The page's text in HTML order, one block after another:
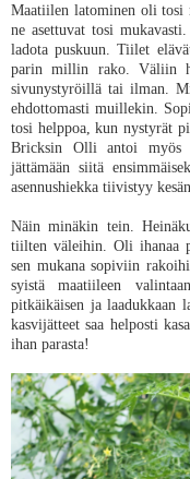
Maatiilen latominen oli
ne asettuvat tosi
ladota puskuun. Tiilet
parin millin rako. Väliin
sivunystyröillä tai ilman.
ehdottomasti muillekin.
tosi helppoa, kun nystyrät
Bricksin Olli antoi myös
jättämään siitä
asennushiekka tiivistyy
Näin minäkin tein.
tiilten väleihin. Oli ihanaa
sen mukana sopiviin
syistä maatiileen
pitkäikäisen ja laadukkaan
kasvijätteet saa helposti
ihan parasta!